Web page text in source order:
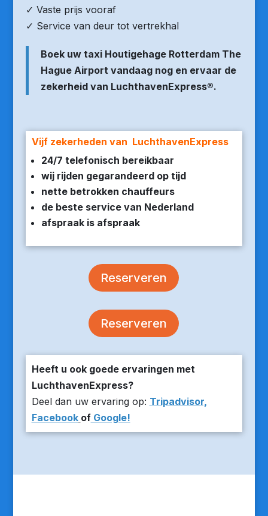
✓ Vaste prijs vooraf
✓ Service van deur tot vertrekhal
Boek uw taxi Houtigehage Rotterdam The
Hague Airport vandaag nog en ervaar de
zekerheid van LuchthavenExpress®.
Vijf zekerheden van LuchthavenExpress
24/7 telefonisch bereikbaar
wij rijden gegarandeerd op tijd
nette betrokken chauffeurs
de beste service van Nederland
afspraak is afspraak
Reserveren
Reserveren
Heeft u ook goede ervaringen met
LuchthavenExpress?
Deel dan uw ervaring op: Tripadvisor,
Facebook ofGoogle!